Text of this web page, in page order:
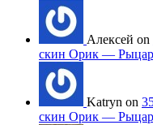
Алексей on
скин Орик —
Katryn on
скин Орик —